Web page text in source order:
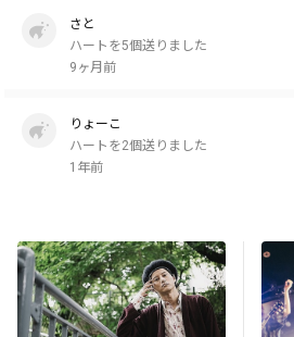
さと
ハートを5個送りました
9ヶ月前
りょーこ
ハートを2個送りました
1年前